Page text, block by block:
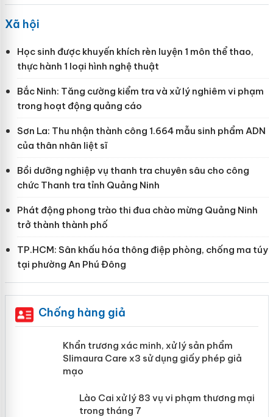
Xã hội
Học sinh được khuyến khích rèn luyện 1 môn thể thao,
thực hành 1 loại hình nghệ thuật
Bắc Ninh: Tăng cường kiểm tra và xử lý nghiêm vi phạm
trong hoạt động quảng cáo
Sơn La: Thu nhận thành công 1.664 mẫu sinh phẩm ADN
của thân nhân liệt sĩ
Bồi dưỡng nghiệp vụ thanh tra chuyên sâu cho công
chức Thanh tra tỉnh Quảng Ninh
Phát động phong trào thi đua chào mừng Quảng Ninh
trở thành thành phố
TP.HCM: Sân khấu hóa thông điệp phòng, chống ma túy
tại phường An Phú Đông
Chống hàng giả
Khẩn trương xác minh, xử lý sản phẩm
Slimaura Care x3 sử dụng giấy phép